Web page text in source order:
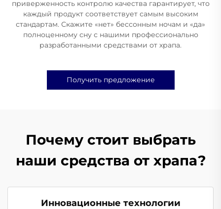
приверженность контролю качества гарантирует, что
каждый продукт соответствует самым высоким
стандартам. Скажите «нет» бессонным ночам и «да»
полноценному сну с нашими профессионально
разработанными средствами от храпа.
Получить предложение
Почему стоит выбрать
наши средства от храпа?
Инновационные технологии